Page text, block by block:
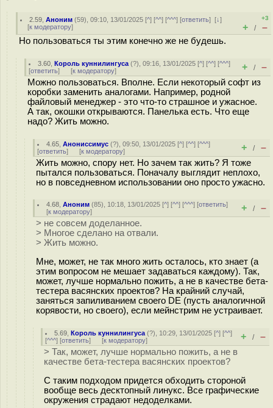
2.59 ,Аноним (59), 09:10, 13/01/2025 [^] [^^] [^^^] [ответить][↓]
[к модератору]
+3
+ / –
Но пользоваться ты этим конечно же не будешь.
3.60 ,Король куннилингуса (?), 09:16, 13/01/2025 [^] [^^] [^^^]
[ответить] [к модератору] + / –
Можно пользоваться. Вполне. Если некоторый софт из
коробки заменить аналогами. Например, родной
файловый менеджер - это что-то страшное и ужасное.
А так, окошки открываются. Панелька есть. Что еще
надо? Жить можно.
4.65 ,Анониссимус (?), 09:50, 13/01/2025 [^] [^^] [^^^]
[ответить] [к модератору] + / –
Жить можно, спору нет. Но зачем так жить? Я тоже
пытался пользоваться. Поначалу выглядит неплохо,
но в повседневном использовании оно просто ужасно.
4.68 ,Аноним (85), 10:18, 13/01/2025 [^] [^^] [^^^] [ответить]
[к модератору] + / –
> не совсем доделанное.
> Многое сделано на отвали.
> Жить можно.
Мне, может, не так много жить осталось, кто знает (а
этим вопросом не мешает задаваться каждому). Так,
может, лучше нормально пожить, а не в качестве бета-
тестера васянских проектов? На крайний случай,
заняться запиливанием своего DE (пусть аналогичной
корявости, но своего), если мейнстрим не устраивает.
5.69 ,Король куннилингуса (?), 10:29, 13/01/2025 [^] [^^]
[^^^] [ответить] [к модератору] + / –
> Так, может, лучше нормально пожить, а не в
качестве бета-тестера васянских проектов?
С таким подходом придется обходить стороной
вообще весь десктопный линукс. Все графические
окружения страдают недоделками.